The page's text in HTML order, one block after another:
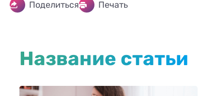
Поделиться Печать
Название статьи